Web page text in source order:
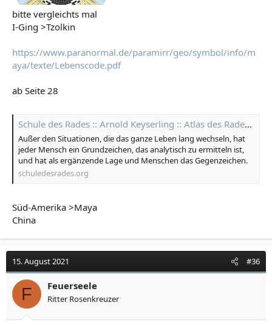
bitte vergleichts mal
I-Ging >Tzolkin
https://www.paranormal.de/paramirr/geo/symbol/info/m
aya/texte/Lebenscode.pdf
ab Seite 28
Schule des Rades :: Arnold Keyserling :: Atlas des Rades :: I Ging | Hexagramm - Die Wege im I Ging
Außer den Situationen, die das ganze Leben lang wechseln, hat
jeder Mensch ein Grundzeichen, das analytisch zu ermitteln ist,
und hat als ergänzende Lage und Menschen das Gegenzeichen.
schuledesrades.org
Süd-Amerika >Maya
China
15. August 2021 #36
F Feuerseele
Ritter Rosenkreuzer